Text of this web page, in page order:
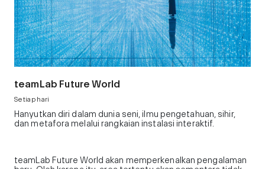
teamLab Future World
Setiap hari
Hanyutkan diri dalam dunia seni, ilmu pengetahuan, sihir,
dan metafora melalui rangkaian instalasi interaktif.
teamLab Future World akan memperkenalkan pengalaman